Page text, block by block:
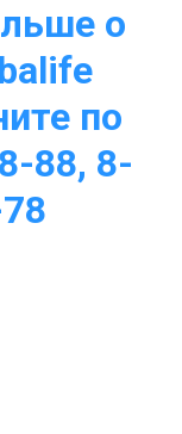
о
по
88, 8-